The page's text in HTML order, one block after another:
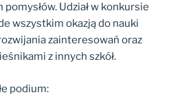
Udział w konkursie
wszystkim okazją do nauki
zainteresowań oraz
z innych szkół.
podium: